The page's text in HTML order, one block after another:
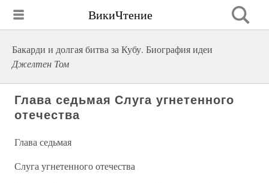
ВикиЧтение
Бакарди и долгая битва за Кубу. Биография идеи
Джелтен Том
Глава седьмая Слуга угнетенного
отечества
Глава седьмая
Слуга угнетенного отечества